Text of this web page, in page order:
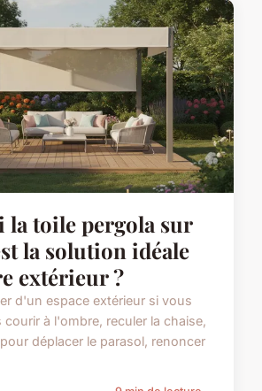
la toile pergola sur
la solution idéale
extérieur ?
d'un espace extérieur si vous
à l'ombre, reculer la chaise,
déplacer le parasol, renoncer